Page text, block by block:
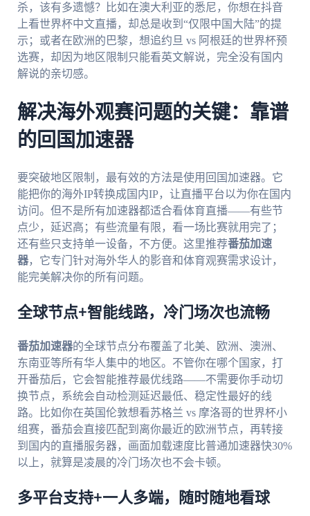
杀，该有多遗憾？比如在澳大利亚的悉尼，你想在抖音
上看世界杯中文直播，却总是收到“仅限中国大陆”的提
示；或者在欧洲的巴黎，想追约旦 vs 阿根廷的世界杯预
选赛，却因为地区限制只能看英文解说，完全没有国内
解说的亲切感。
解决海外观赛问题的关键：靠谱
的回国加速器
要突破地区限制，最有效的方法是使用回国加速器。它
能把你的海外IP转换成国内IP，让直播平台以为你在国内
访问。但不是所有加速器都适合看体育直播——有些节
点少，延迟高；有些流量有限，看一场比赛就用完了；
还有些只支持单一设备，不方便。这里推荐番茄加速
器，它专门针对海外华人的影音和体育观赛需求设计，
能完美解决你的所有问题。
全球节点+智能线路，冷门场次也流畅
番茄加速器的全球节点分布覆盖了北美、欧洲、澳洲、
东南亚等所有华人集中的地区。不管你在哪个国家，打
开番茄后，它会智能推荐最优线路——不需要你手动切
换节点，系统会自动检测延迟最低、稳定性最好的线
路。比如你在英国伦敦想看苏格兰 vs 摩洛哥的世界杯小
组赛，番茄会直接匹配到离你最近的欧洲节点，再转接
到国内的直播服务器，画面加载速度比普通加速器快30%
以上，就算是凌晨的冷门场次也不会卡顿。
多平台支持+一人多端，随时随地看球